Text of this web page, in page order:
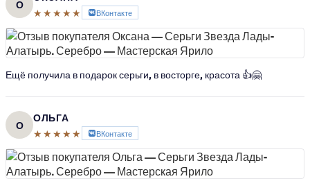
О
★★★★★
ВКонтакте
Ещё получила в подарок серьги, в восторге, красота 👍🤗
О
ОЛЬГА
★★★★★
ВКонтакте